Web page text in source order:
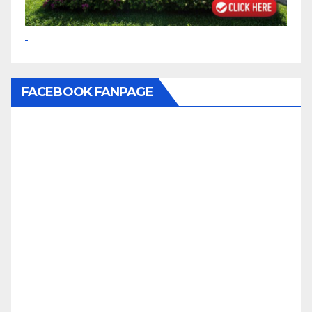
FACEBOOK FANPAGE